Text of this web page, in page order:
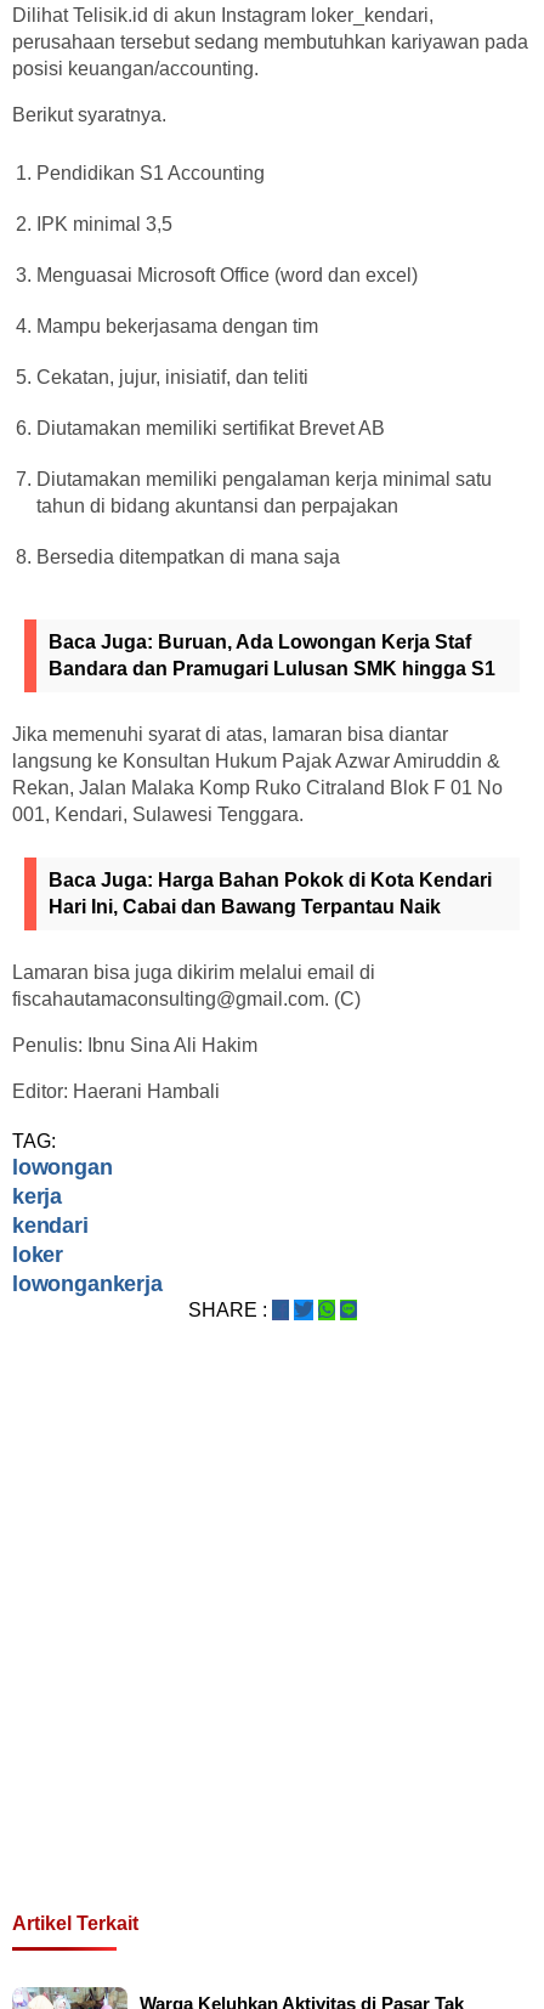
Dilihat Telisik.id di akun Instagram loker_kendari,
perusahaan tersebut sedang membutuhkan kariyawan pada
posisi keuangan/accounting.
Berikut syaratnya.
Pendidikan S1 Accounting
IPK minimal 3,5
Menguasai Microsoft Office (word dan excel)
Mampu bekerjasama dengan tim
Cekatan, jujur, inisiatif, dan teliti
Diutamakan memiliki sertifikat Brevet AB
Diutamakan memiliki pengalaman kerja minimal satu
tahun di bidang akuntansi dan perpajakan
Bersedia ditempatkan di mana saja
Baca Juga: Buruan, Ada Lowongan Kerja Staf
Bandara dan Pramugari Lulusan SMK hingga S1
Jika memenuhi syarat di atas, lamaran bisa diantar
langsung ke Konsultan Hukum Pajak Azwar Amiruddin &
Rekan, Jalan Malaka Komp Ruko Citraland Blok F 01 No
001, Kendari, Sulawesi Tenggara.
Baca Juga: Harga Bahan Pokok di Kota Kendari
Hari Ini, Cabai dan Bawang Terpantau Naik
Lamaran bisa juga dikirim melalui email di
fiscahautamaconsulting@gmail.com. (C)
Penulis: Ibnu Sina Ali Hakim
Editor: Haerani Hambali
TAG:
lowongan
kerja
kendari
loker
lowongankerja
SHARE :
Artikel Terkait
Warga Keluhkan Aktivitas di Pasar Tak